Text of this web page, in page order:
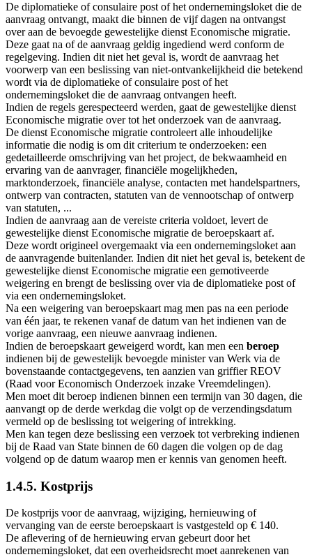
De diplomatieke of consulaire post of het ondernemingsloket die de
aanvraag ontvangt, maakt die binnen de vijf dagen na ontvangst
over aan de bevoegde gewestelijke dienst Economische migratie.
Deze gaat na of de aanvraag geldig ingediend werd conform de
regelgeving. Indien dit niet het geval is, wordt de aanvraag het
voorwerp van een beslissing van niet-ontvankelijkheid die betekend
wordt via de diplomatieke of consulaire post of het
ondernemingsloket die de aanvraag ontvangen heeft.
Indien de regels gerespecteerd werden, gaat de gewestelijke dienst
Economische migratie over tot het onderzoek van de aanvraag.
De dienst Economische migratie controleert alle inhoudelijke
informatie die nodig is om dit criterium te onderzoeken: een
gedetailleerde omschrijving van het project, de bekwaamheid en
ervaring van de aanvrager, financiële mogelijkheden,
marktonderzoek, financiële analyse, contacten met handelspartners,
ontwerp van contracten, statuten van de vennootschap of ontwerp
van statuten, ...
Indien de aanvraag aan de vereiste criteria voldoet, levert de
gewestelijke dienst Economische migratie de beroepskaart af.
Deze wordt origineel overgemaakt via een ondernemingsloket aan
de aanvragende buitenlander. Indien dit niet het geval is, betekent de
gewestelijke dienst Economische migratie een gemotiveerde
weigering en brengt de beslissing over via de diplomatieke post of
via een ondernemingsloket.
Na een weigering van beroepskaart mag men pas na een periode
van één jaar, te rekenen vanaf de datum van het indienen van de
vorige aanvraag, een nieuwe aanvraag indienen.
Indien de beroepskaart geweigerd wordt, kan men een beroep
indienen bij de gewestelijk bevoegde minister van Werk via de
bovenstaande contactgegevens, ten aanzien van griffier REOV
(Raad voor Economisch Onderzoek inzake Vreemdelingen).
Men moet dit beroep indienen binnen een termijn van 30 dagen, die
aanvangt op de derde werkdag die volgt op de verzendingsdatum
vermeld op de beslissing tot weigering of intrekking.
Men kan tegen deze beslissing een verzoek tot verbreking indienen
bij de Raad van State binnen de 60 dagen die volgen op de dag
volgend op de datum waarop men er kennis van genomen heeft.
1.4.5. Kostprijs
De kostprijs voor de aanvraag, wijziging, hernieuwing of
vervanging van de eerste beroepskaart is vastgesteld op € 140.
De aflevering of de hernieuwing ervan gebeurt door het
ondernemingsloket, dat een overheidsrecht moet aanrekenen van